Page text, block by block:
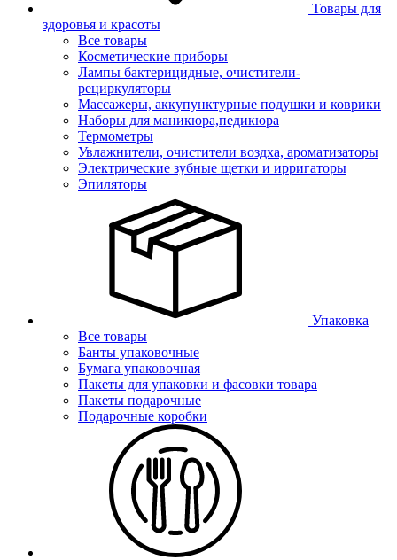
Товары для
здоровья и красоты
Все товары
Косметические приборы
Лампы бактерицидные, очистители-
рециркуляторы
Массажеры, аккупунктурные подушки и коврики
Наборы для маникюра,педикюра
Термометры
Увлажнители, очистители воздха, ароматизаторы
Электрические зубные щетки и ирригаторы
Эпиляторы
Упаковка
Все товары
Банты упаковочные
Бумага упаковочная
Пакеты для упаковки и фасовки товара
Пакеты подарочные
Подарочные коробки